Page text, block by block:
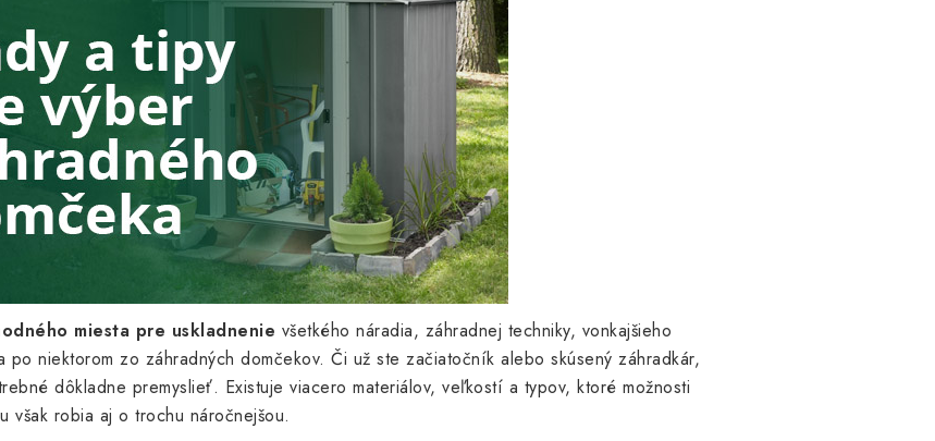
miesta pre uskladnenie všetkého náradia, záhradnej techniky, vonkajšieho
niektorom zo záhradných domčekov. Či už ste začiatočník alebo skúsený záhradkár,
dôkladne premyslieť. Existuje viacero materiálov, veľkostí a typov, ktoré možnosti
však robia aj o trochu náročnejšou.